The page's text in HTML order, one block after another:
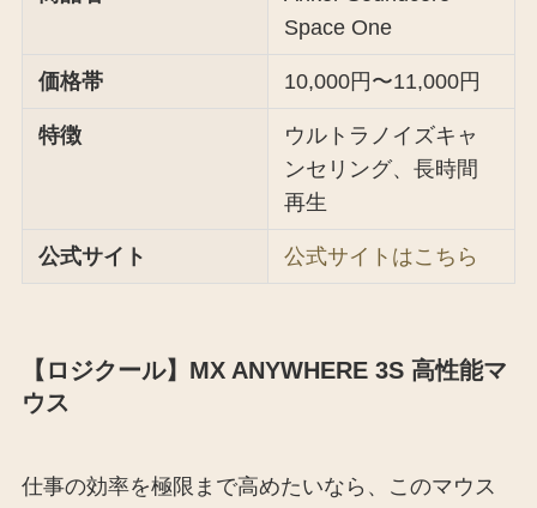
Space One
価格帯 10,000円〜11,000円
特徴
ウルトラノイズキャ
ンセリング、長時間
再生
公式サイト 公式サイトはこちら
【ロジクール】MX ANYWHERE 3S 高性能マ
ウス
仕事の効率を極限まで高めたいなら、このマウス